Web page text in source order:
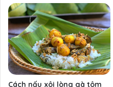
Cách nấu xôi lòng gà tôm